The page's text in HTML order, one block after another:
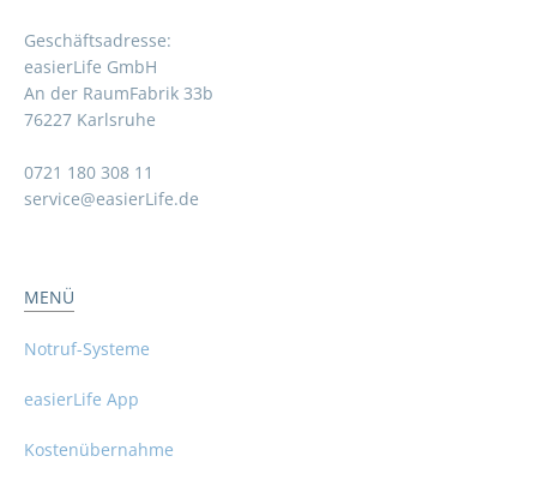
Geschäftsadresse:
easierLife GmbH
An der RaumFabrik 33b
76227 Karlsruhe
0721 180 308 11
service@easierLife.de
MENÜ
Notruf-Systeme
easierLife App
Kostenübernahme